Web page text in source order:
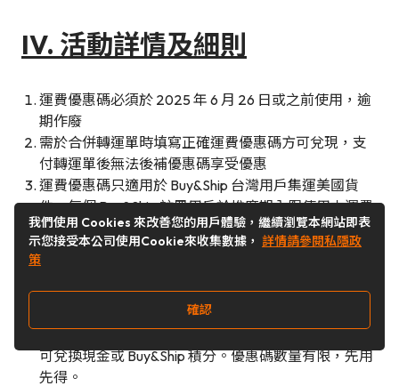
IV. 活動詳情及細則
運費優惠碼必須於 2025 年 6 月 26 日或之前使用，逾
期作廢
需於合併轉運單時填寫正確運費優惠碼方可兌現，支
付轉運單後無法後補優惠碼享受優惠
運費優惠碼只適用於 Buy&Ship 台灣用戶集運美國貨
件，每個 Buy&Ship 註冊用戶於推廣期內限使用本運費
優惠碼 1 次；數量有限先用先得
運單需滿 $680 方可使用本運費優惠碼，最高折扣金額
為$25
運費優惠碼適用於 Buy&Ship 手機 App 及網站上之交易
每張轉運單只可使用一個運費優惠碼
運費優惠碼不適用於支付輕鬆購買及代購訂單，且不
可兌換現金或 Buy&Ship 積分。優惠碼數量有限，先用
先得。
我們使用 Cookies 來改善您的用戶體驗，繼續瀏覽本網站即表
示您接受本公司使用Cookie來收集數據， 詳情請參閱私隱政
策
確認